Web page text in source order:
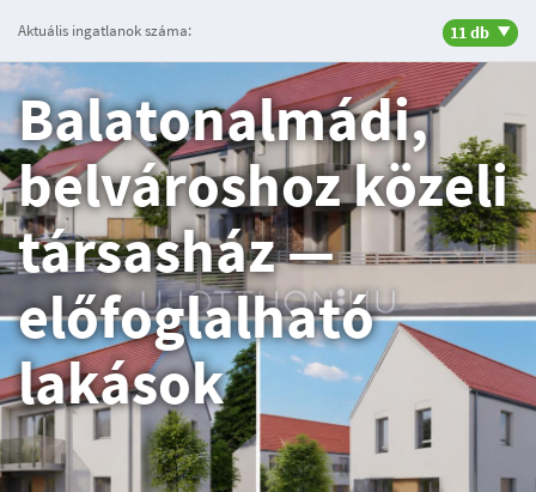
Aktuális ingatlanok száma: 11 db
Balatonalmádi,
belvároshoz közeli
társasház —
előfoglalható
lakások